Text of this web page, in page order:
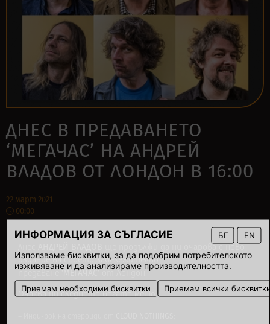
ИНФОРМАЦИЯ ЗА СЪГЛАСИЕ БГ EN
Използваме бисквитки, за да подобрим потребителското
изживяване и да анализираме производителността.
Приемам необходими бисквитки Приемам всички
ДНЕС В ПРЕДАВАНЕТО
‘МЕГАЧАС’ НА АНДРЕЙ
ВЛАДОВ ОТ ЛОНДОН В 16:00
22 март 2021
00:00
издание на своето забележително
‘МЕГАЧАС’ от Лондон.
Очаква ни следното богато меню: